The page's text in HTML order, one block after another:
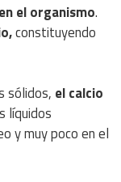
el organismo.
constituyendo
sólidos, el calcio
líquidos
y muy poco en el